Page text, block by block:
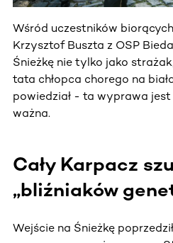
Wśród uczestników
Krzysztof Buszta z OSP
Śnieżkę nie tylko jako
tata chłopca chorego na
powiedział - ta wyprawa
ważna.
Cały Karpacz
„bliźniaków
Wejście na Śnieżkę